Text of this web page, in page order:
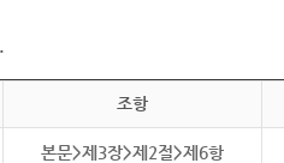
조항
본문>제3장>제2절>제6항